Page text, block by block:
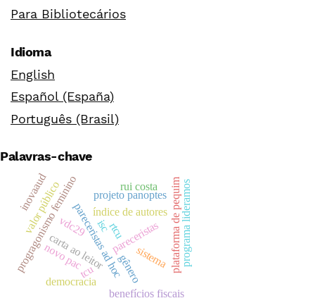
Para Bibliotecários
Idioma
English
Español (España)
Português (Brasil)
Palavras-chave
pareceristas ad hoc
índice de autores
carta ao leitor plataforma de pequim
gênero
progragonismo feminino
valor público
inovaaud projeto panoptes
benefícios fiscais
vdc29 programa lideramos
tcu
iscpareceristas
democracia
sistema
rtcu
rui costa
novo pac